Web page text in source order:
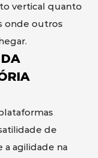
vertical quanto
onde outros
de
a agilidade na